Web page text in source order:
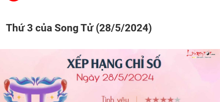
Thứ 3 của Song Tử (28/5/2024)